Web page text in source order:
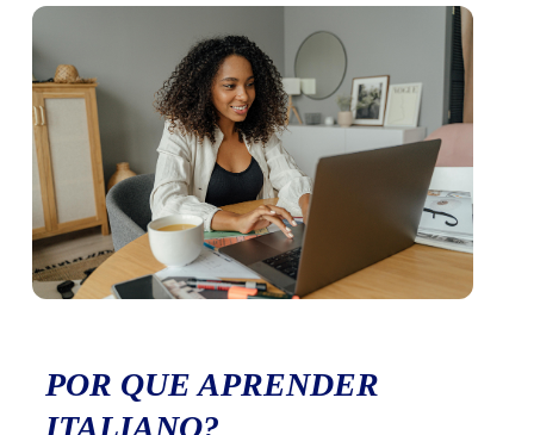
POR QUE APRENDER
ITALIANO?